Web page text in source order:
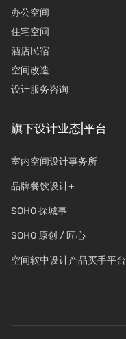
办公空间
住宅空间
酒店民宿
空间改造
设计服务咨询
旗下设计业态|平台
室内空间设计事务所
品牌餐饮设计+
SOHO 探城事
SOHO 原创 / 匠心
空间软中设计产品买手平台